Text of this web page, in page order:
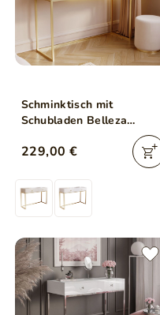
Schminktisch mit
Schubladen Belleza
Kaschmir Hochglanz Gold
Frame
229,00 €